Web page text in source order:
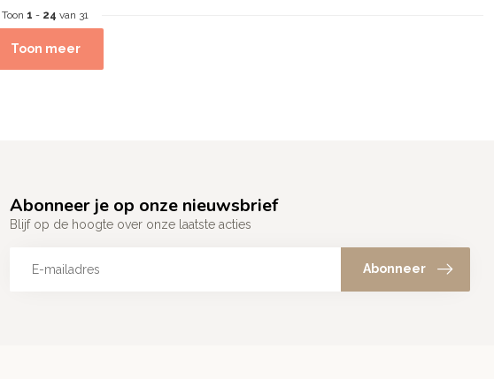
Toon 1 - 24 van 31
Toon meer
Abonneer je op onze nieuwsbrief
Blijf op de hoogte over onze laatste acties
Abonneer